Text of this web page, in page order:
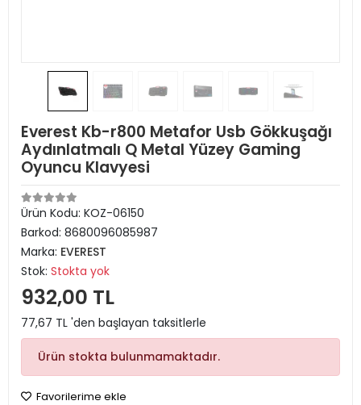
Everest Kb-r800 Metafor Usb Gökkuşağı
Aydınlatmalı Q Metal Yüzey Gaming
Oyuncu Klavyesi
Ürün Kodu: KOZ-06150
Barkod: 8680096085987
Marka: EVEREST
Stok: Stokta yok
932,00 TL
77,67 TL 'den başlayan taksitlerle
Ürün stokta bulunmamaktadır.
Favorilerime ekle